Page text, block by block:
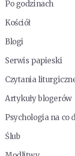
Po godzinach
Kościół
Blogi
Serwis papieski
Czytania
Artykuły blogerów
Psychologia na co
Ślub